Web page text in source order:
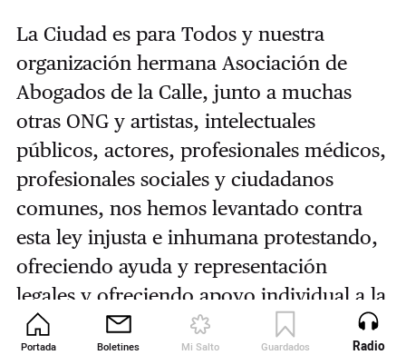
Portada Boletines Mi Salto Guardados Revista
La Ciudad es para Todos y nuestra
organización hermana Asociación de
Abogados de la Calle, junto a muchas
otras ONG y artistas, intelectuales
públicos, actores, profesionales médicos,
profesionales sociales y ciudadanos
comunes, nos hemos levantado contra
esta ley injusta e inhumana protestando,
ofreciendo ayuda y representación
legales y ofreciendo apoyo individual a la
gente sin hogar.
// Por Éva Tessza
Radio